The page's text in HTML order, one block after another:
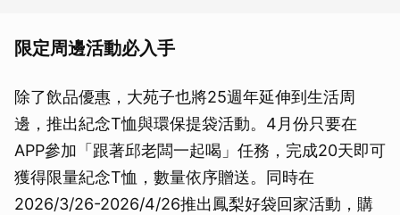
限定周邊活動必入手
除了飲品優惠，大苑子也將25週年延伸到生活周
邊，推出紀念T恤與環保提袋活動。4月份只要在
APP參加「跟著邱老闆一起喝」任務，完成20天即可
獲得限量紀念T恤，數量依序贈送。同時在
2026/3/26-2026/4/26推出鳳梨好袋回家活動，購